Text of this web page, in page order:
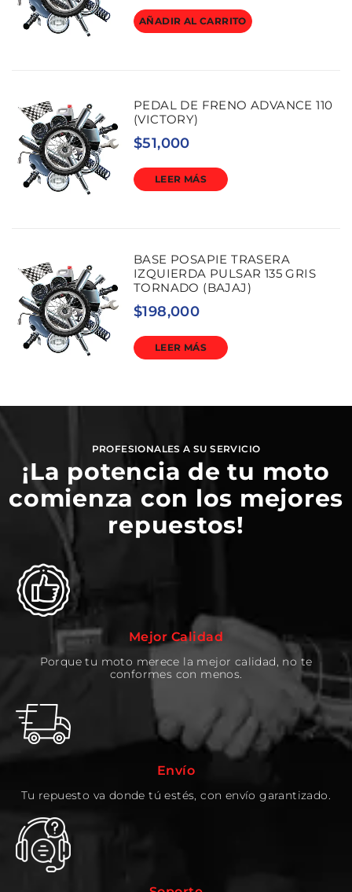
AÑADIR AL CARRITO
PEDAL DE FRENO ADVANCE 110
(VICTORY)
$51,000
LEER MÁS
BASE POSAPIE TRASERA
IZQUIERDA PULSAR 135 GRIS
TORNADO (BAJAJ)
$198,000
LEER MÁS
PROFESIONALES A SU SERVICIO
¡La potencia de tu moto
comienza con los mejores
repuestos!
Mejor Calidad
Porque tu moto merece la mejor calidad, no te
conformes con menos.
Envío
Tu repuesto va donde tú estés, con envío garantizado.